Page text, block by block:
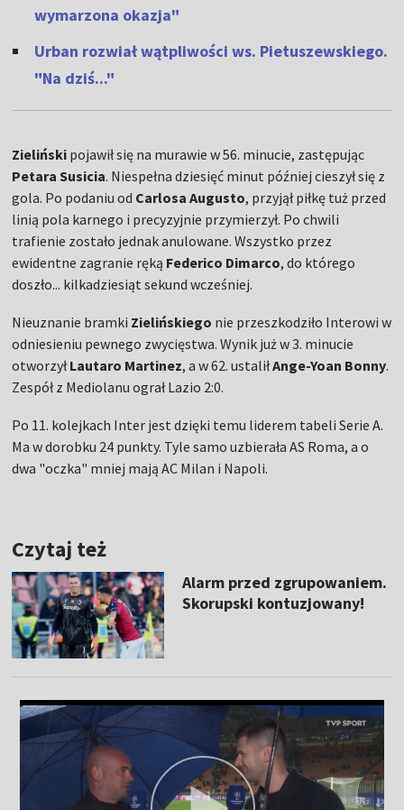
wymarzona okazja"
Urban rozwiał wątpliwości ws. Pietuszewskiego.
"Na dziś..."
Zieliński pojawił się na murawie w 56. minucie, zastępując
Petara Susicia. Niespełna dziesięć minut później cieszył się z
gola. Po podaniu od Carlosa Augusto, przyjął piłkę tuż przed
linią pola karnego i precyzyjnie przymierzył. Po chwili
trafienie zostało jednak anulowane. Wszystko przez
ewidentne zagranie ręką Federico Dimarco, do którego
doszło... kilkadziesiąt sekund wcześniej.
Nieuznanie bramki Zielińskiego nie przeszkodziło Interowi w
odniesieniu pewnego zwycięstwa. Wynik już w 3. minucie
otworzyłLautaro Martinez, a w 62. ustaliłAnge-Yoan Bonny.
Zespół z Mediolanu ograł Lazio 2:0.
Po 11. kolejkach Inter jest dzięki temu liderem tabeli Serie A.
Ma w dorobku 24 punkty. Tyle samo uzbierała AS Roma, a o
dwa "oczka" mniej mają AC Milan i Napoli.
Czytaj też
Alarm przed zgrupowaniem.
Skorupski kontuzjowany!